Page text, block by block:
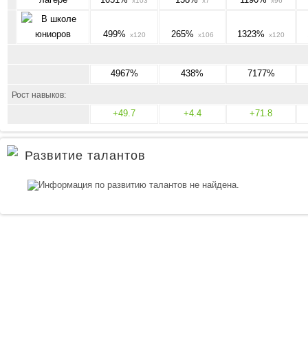
499% x120 265% x106 1323% x120
4967% 438% 7177%
Рост навыков:
+49.7 +4.4 +71.8
Развитие талантов
Информация по развитию талантов не найдена.